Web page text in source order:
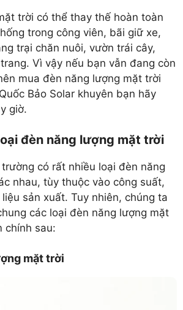
trời có thể thay thế hoàn toàn
trong công viên, bãi giữ xe,
trại chăn nuôi, vườn trái cây,
Vì vậy nếu bạn vẫn đang còn
mua đèn năng lượng mặt trời
Bảo Solar khuyên bạn hãy
giờ.
đèn năng lượng mặt trời
có rất nhiều loại đèn năng
nhau, tùy thuộc vào công suất,
sản xuất. Tuy nhiên, chúng ta
các loại đèn năng lượng mặt
chính sau:
mặt trời